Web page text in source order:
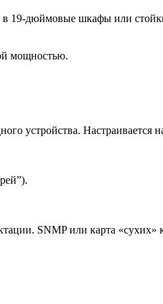
в 19-дюймовые шкафы или
мощностью.
устройства. Настраивается
SNMP или карта «сухих»